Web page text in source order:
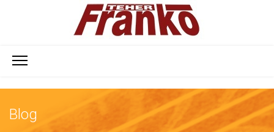
Blog